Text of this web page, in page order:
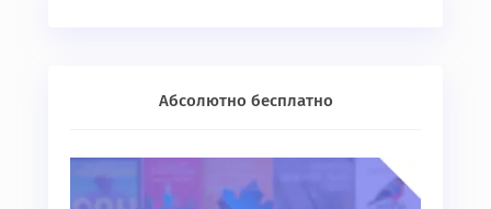
Абсолютно бесплатно